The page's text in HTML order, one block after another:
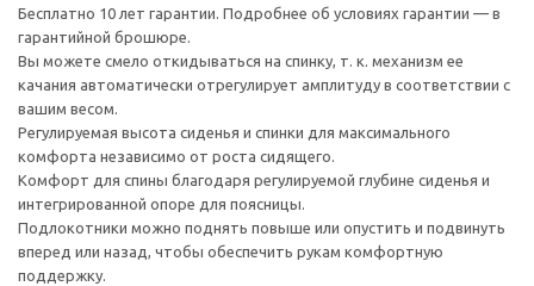
Бесплатно 10 лет гарантии. Подробнее об условиях гарантии — в
гарантийной брошюре.
Вы можете смело откидываться на спинку, т. к. механизм ее
качания автоматически отрегулирует амплитуду в соответствии с
вашим весом.
Регулируемая высота сиденья и спинки для максимального
комфорта независимо от роста сидящего.
Комфорт для спины благодаря регулируемой глубине сиденья и
интегрированной опоре для поясницы.
Подлокотники можно поднять повыше или опустить и подвинуть
вперед или назад, чтобы обеспечить рукам комфортную
поддержку.